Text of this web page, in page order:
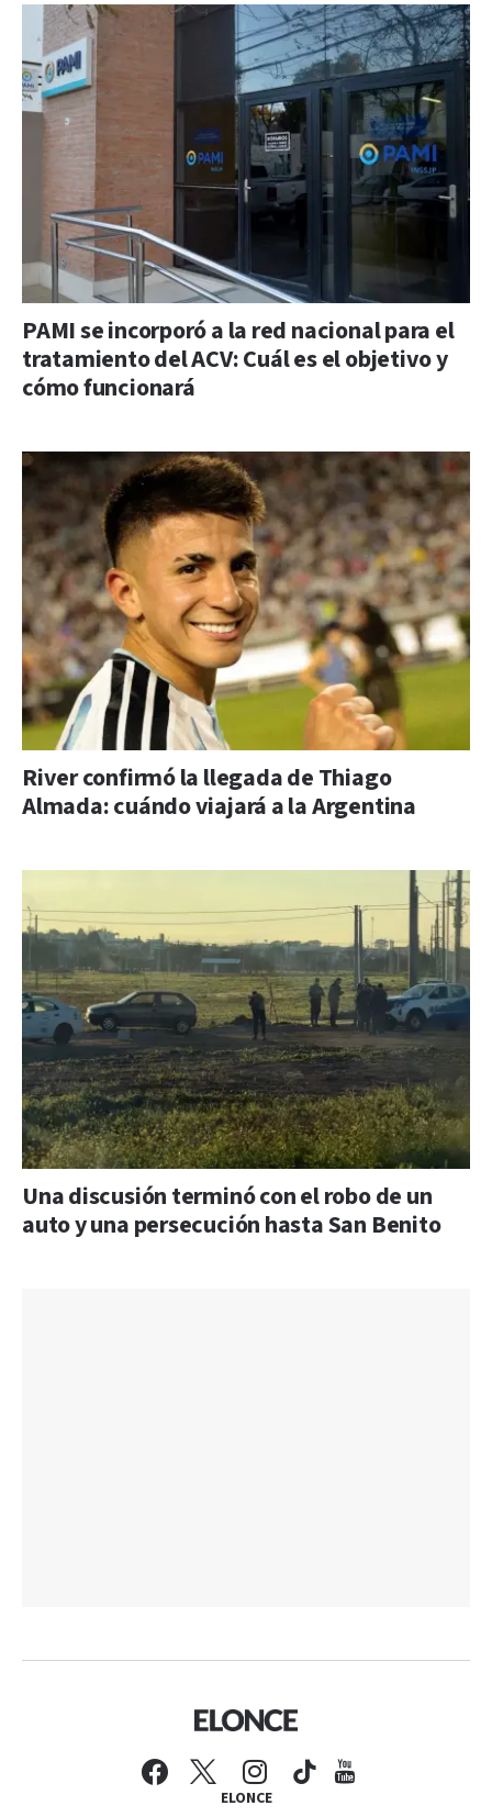
PAMI se incorporó a la red nacional para el
tratamiento del ACV: Cuál es el objetivo y
cómo funcionará
River confirmó la llegada de Thiago
Almada: cuándo viajará a la Argentina
Una discusión terminó con el robo de un
auto y una persecución hasta San Benito
ELONCE